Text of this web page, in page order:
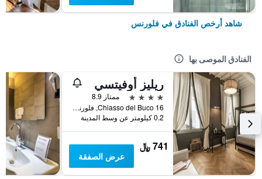
شاهد أرخص الفنادق في فلورنس
الفنادق الموصى بها
ريليز أوفيتسي
4 نجوم
ممتاز 8.9
Chiasso del Buco 16, فلورنس, توسكانا, إيطاليا
0.2 كيلومتر عن وسط المدينة
741 ﷼
عرض الصفقة